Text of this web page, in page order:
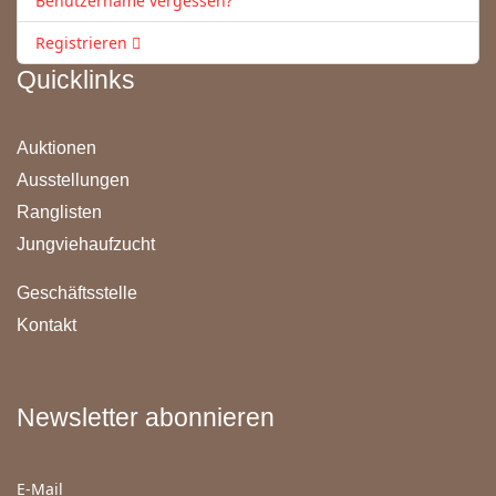
Newsletter abonnieren
E-Mail
Quicklinks
Auktionen
Ausstellungen
Ranglisten
Jungviehaufzucht
Geschäftsstelle
Kontakt
Registrieren